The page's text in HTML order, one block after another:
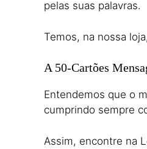
pelas suas palavras.
Temos, na nossa
A 50-Cartões
Entendemos que o
cumprindo sempre
Assim, encontre na